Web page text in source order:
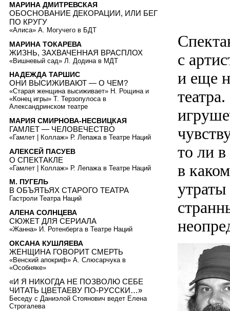
с
и еще
то ли
в
утраты
МАРИНА ДМИТРЕВСКАЯ
ОБОСНОВАНИЕ ДЕКОРАЦИИ, ИЛИ БЕГ
ПО КРУГУ
«Алиса» А. Могучего в БДТ
МАРИНА ТОКАРЕВА
ЖИЗНЬ, ЗАХВАЧЕННАЯ ВРАСПЛОХ
«Вишневый сад» Л. Додина в МДТ
НАДЕЖДА ТАРШИС
ОНИ ВЫСИЖИВАЮТ — О ЧЕМ?
«Старая женщина высиживает» Н. Рощина и
«Конец игры» Т. Терзопулоса в
Александринском театре
МАРИЯ СМИРНОВА-НЕСВИЦКАЯ
ГАМЛЕТ — ЧЕЛОВЕЧЕСТВО
«Гамлет | Коллаж» Р. Лепажа в Театре Наций
АЛЕКСЕЙ ПАСУЕВ
О СПЕКТАКЛЕ
«Гамлет | Коллаж» Р. Лепажа в Театре Наций
М. ПУГЕЛЬ
В ОБЪЯТЬЯХ СТАРОГО ТЕАТРА
Гастроли Театра Наций
АЛЕНА СОЛНЦЕВА
СЮЖЕТ ДЛЯ СЕРИАЛА
«Жанна» И. Ротенберга в Театре Наций
ОКСАНА КУШЛЯЕВА
ЖЕНЩИНА ГОВОРИТ СМЕРТЬ
«Венский апокриф» А. Слюсарчука в
«Особняке»
«И Я НИКОГДА НЕ ПОЗВОЛЮ СЕБЕ
ЧИТАТЬ ЦВЕТАЕВУ ПО-РУССКИ…»
Беседу с Даниэлой Стоянович ведет Елена
Строгалева